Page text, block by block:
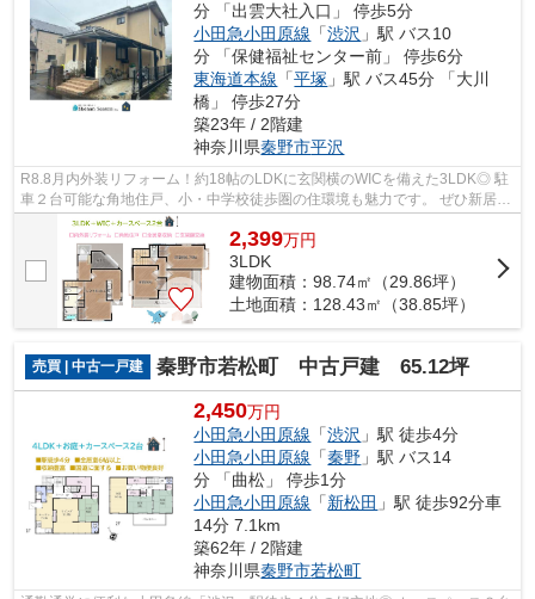
分 「出雲大社入口」 停歩5分
小田急小田原線 「渋沢 」駅 バス10
分 「保健福祉センター前」 停歩6分
東海道本線 「平塚 」駅 バス45分 「大川
橋」 停歩27分
築23年 / 2階建
神奈川県秦野市平沢
R8.8月内外装リフォーム！約18帖のLDKに玄関横のWICを備えた3LDK◎ 駐
車２台可能な角地住戸、小・中学校徒歩圏の住環境も魅力です。 ぜひ新居に
ご検討下さい♪ お客様に満足していただ...
2,399万円
3LDK
建物面積：98.74㎡（29.86坪）
土地面積：128.43㎡（38.85坪）
売買 | 中古一戸建 秦野市若松町 中古戸建 65.12坪
2,450万円
小田急小田原線 「渋沢 」駅 徒歩4分
小田急小田原線 「秦野 」駅 バス14
分 「曲松」 停歩1分
小田急小田原線 「新松田 」駅 徒歩92分車
14分 7.1km
築62年 / 2階建
神奈川県秦野市若松町